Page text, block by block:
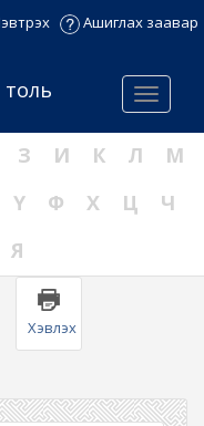
Ашиглах заавар
Menu
З И К Л
М
Ү Ф Х Ц
Ч
Я
Хэвлэх